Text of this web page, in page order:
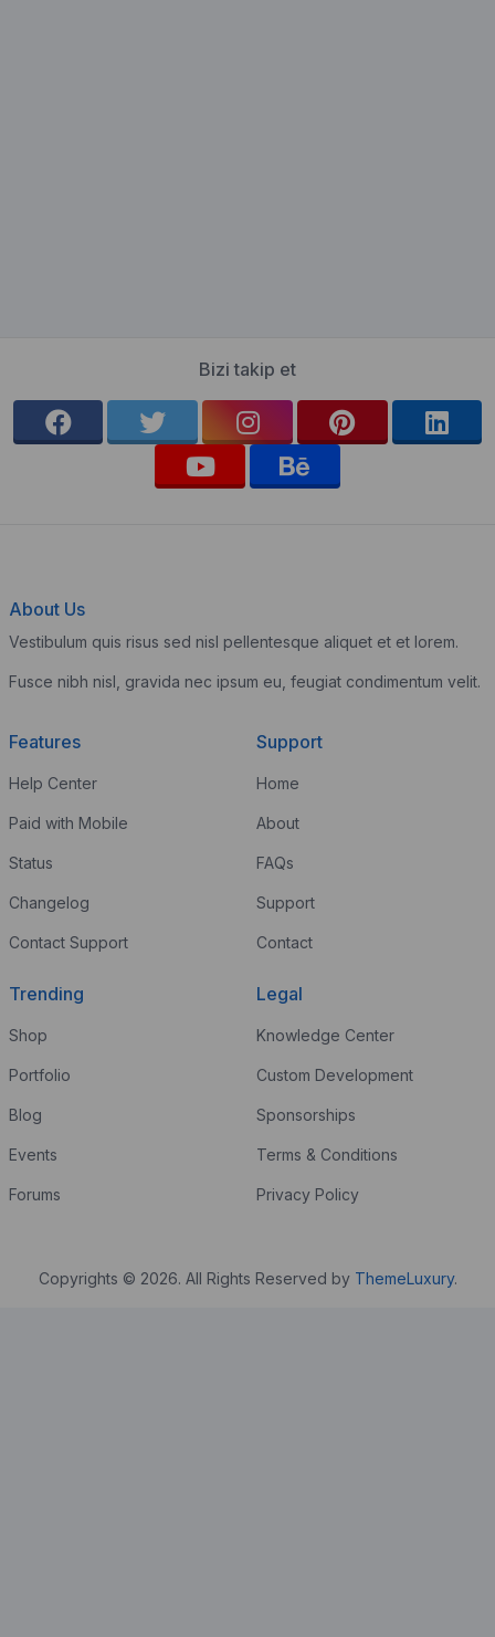
Bizi takip et
About Us
Vestibulum quis risus sed nisl pellentesque aliquet et et lorem.
Fusce nibh nisl, gravida nec ipsum eu, feugiat condimentum velit.
Features
Help Center
Paid with Mobile
Status
Changelog
Contact Support
Support
Home
About
FAQs
Support
Contact
Trending
Shop
Portfolio
Blog
Events
Forums
Legal
Knowledge Center
Custom Development
Sponsorships
Terms & Conditions
Privacy Policy
Copyrights © 2026. All Rights Reserved by ThemeLuxury.